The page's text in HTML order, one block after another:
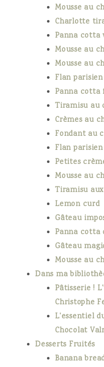
Mousse au
Charlotte
Panna cotta
Mousse au
Mousse au
Flan
Panna cotta
Tiramisu au
Crèmes au
Fondant au
Flan
Petites
Mousse au
Tiramisu
Lemon curd
Gâteau
Panna cotta
Gâteau
Mousse au
Dans ma
Pâtisserie !
Christophe
L'essentiel
Chocolat
Desserts Fruités
Banana